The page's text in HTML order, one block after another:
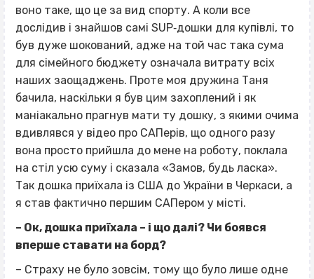
воно таке, що це за вид спорту. А коли все
дослідив і знайшов самі SUP‐дошки для купівлі, то
був дуже шокований, адже на той час така сума
для сімейного бюджету означала витрату всіх
наших заощаджень. Проте моя дружина Таня
бачила, наскільки я був цим захоплений і як
маніакально прагнув мати ту дошку, з якими очима
вдивлявся у відео про САПерів, що одного разу
вона просто прийшла до мене на роботу, поклала
на стіл усю суму і сказала «Замов, будь ласка».
Так дошка приїхала із США до України в Черкаси, а
я став фактично першим САПером у місті.
– Ок, дошка приїхала – і що далі? Чи боявся
вперше ставати на борд?
– Страху не було зовсім, тому що було лише одне